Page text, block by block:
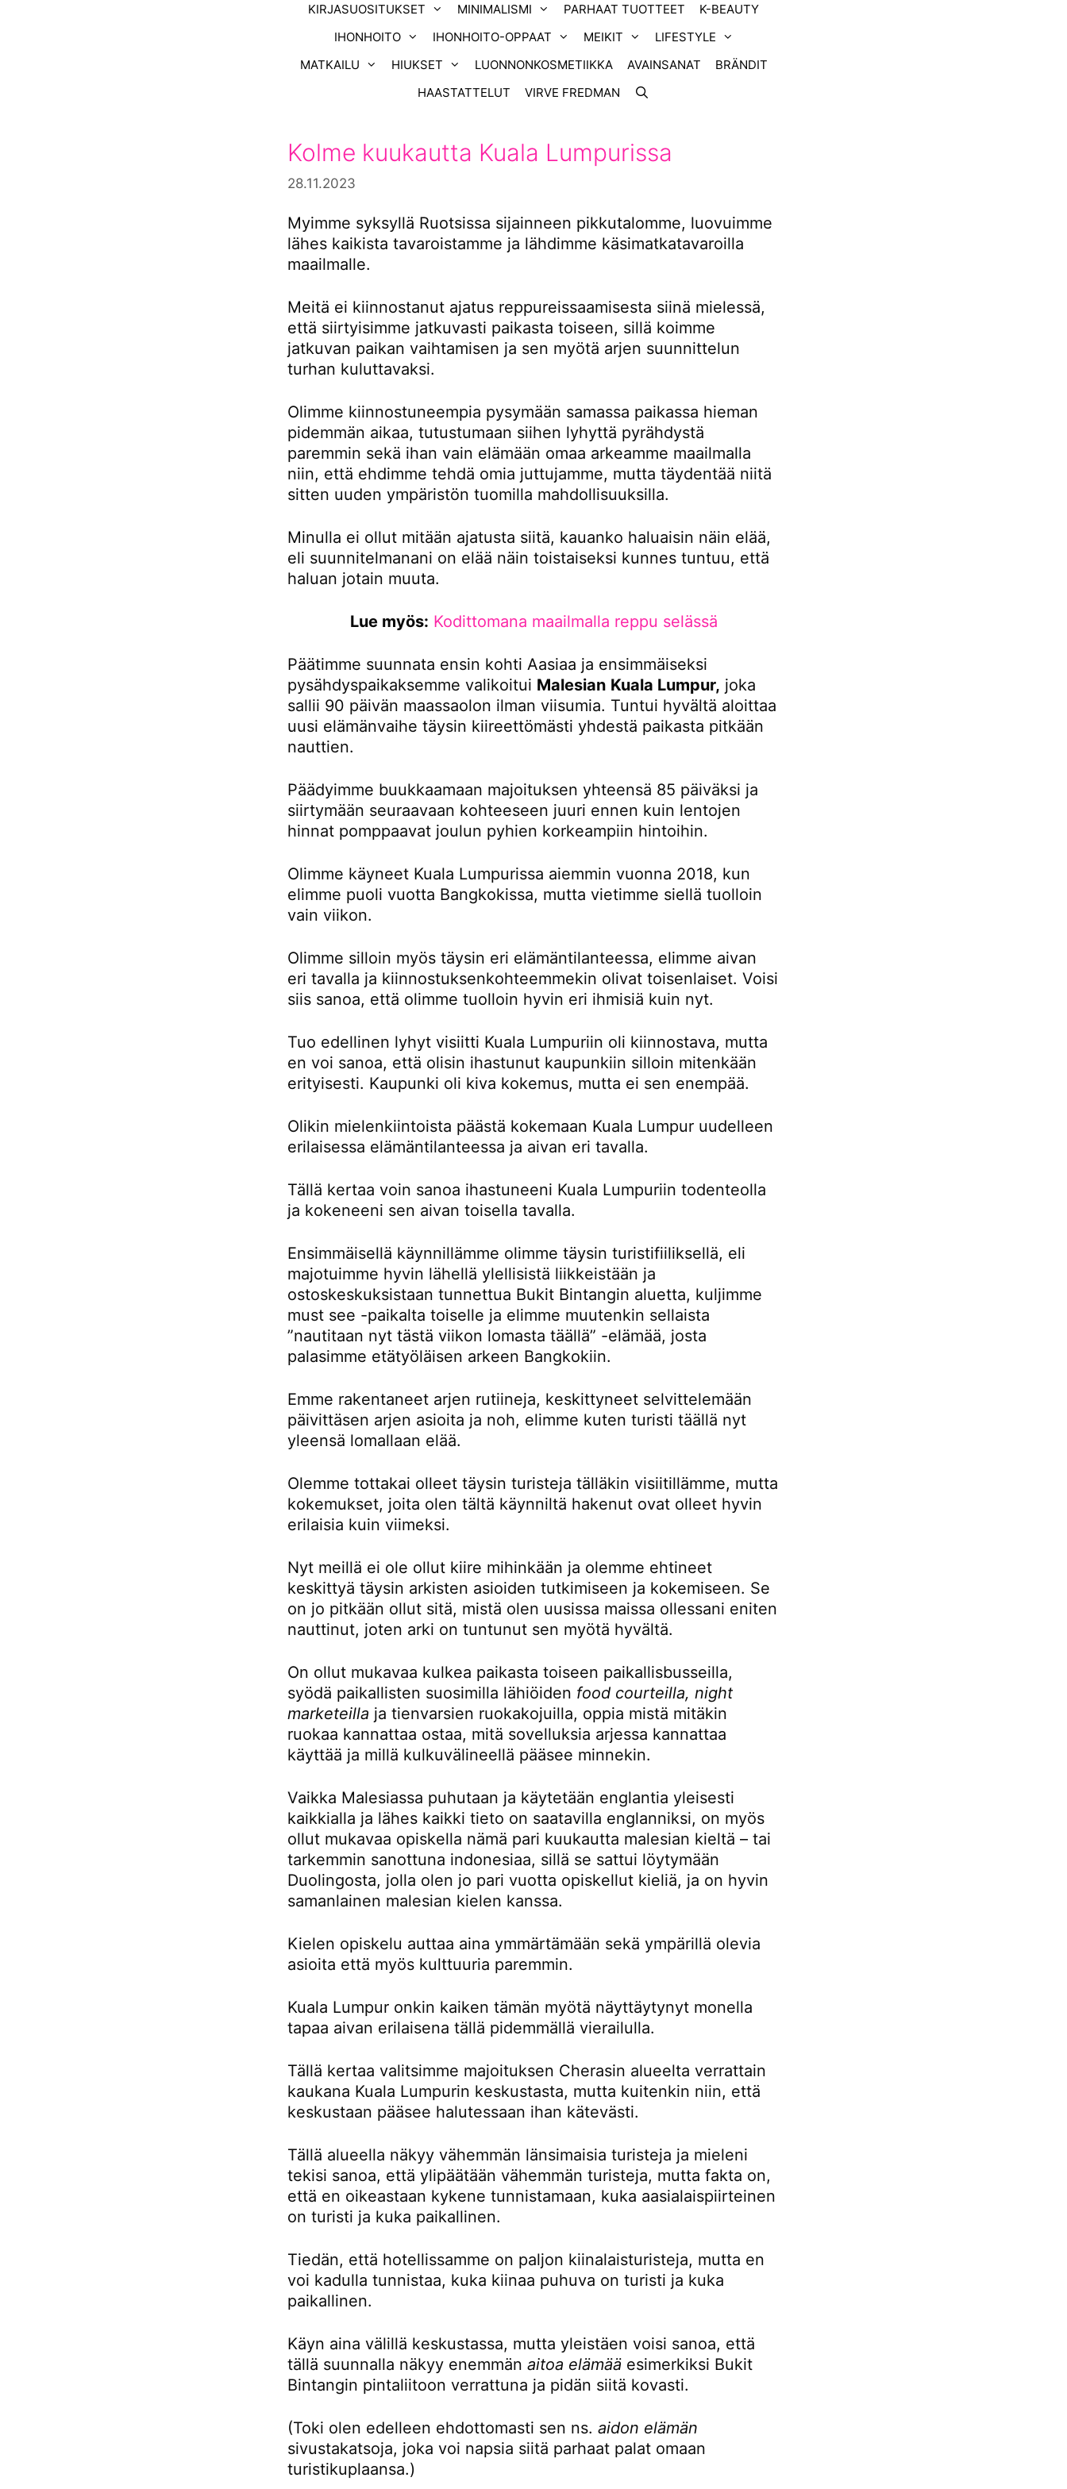
KIRJASUOSITUKSET MINIMALISMI PARHAAT TUOTTEET
K-BEAUTY
IHONHOITO
IHONHOITO-OPPAAT MEIKIT
LIFESTYLE
MATKAILU
HIUKSET LUONNONKOSMETIIKKA AVAINSANAT
BRÄNDIT
HAASTATTELUT
VIRVE FREDMAN
Kolme kuukautta Kuala Lumpurissa
28.11.2023
Myimme syksyllä Ruotsissa sijainneen pikkutalomme, luovuimme
lähes kaikista tavaroistamme ja lähdimme käsimatkatavaroilla
maailmalle.
Meitä ei kiinnostanut ajatus reppureissaamisesta siinä mielessä,
että siirtyisimme jatkuvasti paikasta toiseen, sillä koimme
jatkuvan paikan vaihtamisen ja sen myötä arjen suunnittelun
turhan kuluttavaksi.
Olimme kiinnostuneempia pysymään samassa paikassa hieman
pidemmän aikaa, tutustumaan siihen lyhyttä pyrähdystä
paremmin sekä ihan vain elämään omaa arkeamme maailmalla
niin, että ehdimme tehdä omia juttujamme, mutta täydentää niitä
sitten uuden ympäristön tuomilla mahdollisuuksilla.
Minulla ei ollut mitään ajatusta siitä, kauanko haluaisin näin elää,
eli suunnitelmanani on elää näin toistaiseksi kunnes tuntuu, että
haluan jotain muuta.
Lue myös: Kodittomana maailmalla reppu selässä
Päätimme suunnata ensin kohti Aasiaa ja ensimmäiseksi
pysähdyspaikaksemme valikoitui Malesian Kuala Lumpur, joka
sallii 90 päivän maassaolon ilman viisumia. Tuntui hyvältä aloittaa
uusi elämänvaihe täysin kiireettömästi yhdestä paikasta pitkään
nauttien.
Päädyimme buukkaamaan majoituksen yhteensä 85 päiväksi ja
siirtymään seuraavaan kohteeseen juuri ennen kuin lentojen
hinnat pomppaavat joulun pyhien korkeampiin hintoihin.
Olimme käyneet Kuala Lumpurissa aiemmin vuonna 2018, kun
elimme puoli vuotta Bangkokissa, mutta vietimme siellä tuolloin
vain viikon.
Olimme silloin myös täysin eri elämäntilanteessa, elimme aivan
eri tavalla ja kiinnostuksenkohteemmekin olivat toisenlaiset. Voisi
siis sanoa, että olimme tuolloin hyvin eri ihmisiä kuin nyt.
Tuo edellinen lyhyt visiitti Kuala Lumpuriin oli kiinnostava, mutta
en voi sanoa, että olisin ihastunut kaupunkiin silloin mitenkään
erityisesti. Kaupunki oli kiva kokemus, mutta ei sen enempää.
Olikin mielenkiintoista päästä kokemaan Kuala Lumpur uudelleen
erilaisessa elämäntilanteessa ja aivan eri tavalla.
Tällä kertaa voin sanoa ihastuneeni Kuala Lumpuriin todenteolla
ja kokeneeni sen aivan toisella tavalla.
Ensimmäisellä käynnillämme olimme täysin turistifiiliksellä, eli
majotuimme hyvin lähellä ylellisistä liikkeistään ja
ostoskeskuksistaan tunnettua Bukit Bintangin aluetta, kuljimme
must see -paikalta toiselle ja elimme muutenkin sellaista
”nautitaan nyt tästä viikon lomasta täällä” -elämää, josta
palasimme etätyöläisen arkeen Bangkokiin.
Emme rakentaneet arjen rutiineja, keskittyneet selvittelemään
päivittäsen arjen asioita ja noh, elimme kuten turisti täällä nyt
yleensä lomallaan elää.
Olemme tottakai olleet täysin turisteja tälläkin visiitillämme, mutta
kokemukset, joita olen tältä käynniltä hakenut ovat olleet hyvin
erilaisia kuin viimeksi.
Nyt meillä ei ole ollut kiire mihinkään ja olemme ehtineet
keskittyä täysin arkisten asioiden tutkimiseen ja kokemiseen. Se
on jo pitkään ollut sitä, mistä olen uusissa maissa ollessani eniten
nauttinut, joten arki on tuntunut sen myötä hyvältä.
On ollut mukavaa kulkea paikasta toiseen paikallisbusseilla,
syödä paikallisten suosimilla lähiöiden food courteilla, night
marketeilla ja tienvarsien ruokakojuilla, oppia mistä mitäkin
ruokaa kannattaa ostaa, mitä sovelluksia arjessa kannattaa
käyttää ja millä kulkuvälineellä pääsee minnekin.
Vaikka Malesiassa puhutaan ja käytetään englantia yleisesti
kaikkialla ja lähes kaikki tieto on saatavilla englanniksi, on myös
ollut mukavaa opiskella nämä pari kuukautta malesian kieltä – tai
tarkemmin sanottuna indonesiaa, sillä se sattui löytymään
Duolingosta, jolla olen jo pari vuotta opiskellut kieliä, ja on hyvin
samanlainen malesian kielen kanssa.
Kielen opiskelu auttaa aina ymmärtämään sekä ympärillä olevia
asioita että myös kulttuuria paremmin.
Kuala Lumpur onkin kaiken tämän myötä näyttäytynyt monella
tapaa aivan erilaisena tällä pidemmällä vierailulla.
Tällä kertaa valitsimme majoituksen Cherasin alueelta verrattain
kaukana Kuala Lumpurin keskustasta, mutta kuitenkin niin, että
keskustaan pääsee halutessaan ihan kätevästi.
Tällä alueella näkyy vähemmän länsimaisia turisteja ja mieleni
tekisi sanoa, että ylipäätään vähemmän turisteja, mutta fakta on,
että en oikeastaan kykene tunnistamaan, kuka aasialaispiirteinen
on turisti ja kuka paikallinen.
Tiedän, että hotellissamme on paljon kiinalaisturisteja, mutta en
voi kadulla tunnistaa, kuka kiinaa puhuva on turisti ja kuka
paikallinen.
Käyn aina välillä keskustassa, mutta yleistäen voisi sanoa, että
tällä suunnalla näkyy enemmän aitoa elämää esimerkiksi Bukit
Bintangin pintaliitoon verrattuna ja pidän siitä kovasti.
(Toki olen edelleen ehdottomasti sen ns. aidon elämän
sivustakatsoja, joka voi napsia siitä parhaat palat omaan
turistikuplaansa.)